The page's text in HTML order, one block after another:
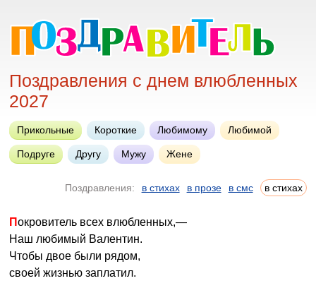
Поздравления с днем влюбленных
2027
Прикольные Короткие Любимому Любимой
Подруге Другу Мужу Жене
Поздравления: в стихах в прозе в смс в стихах
Покровитель всех влюбленных,—
Наш любимый Валентин.
Чтобы двое были рядом,
своей жизнью заплатил.